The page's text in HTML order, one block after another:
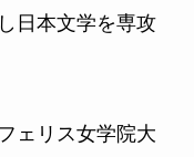
日本文学を専攻
ェリス女学院大